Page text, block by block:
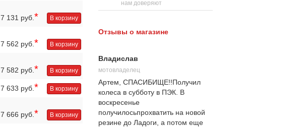
7 131 руб. * В корзину
7 562 руб. * В корзину
7 582 руб. * В корзину
7 633 руб. * В корзину
7 666 руб. * В корзину
нам доверяют
Отзывы о магазине
Владислав
мотовладелец
Артем, СПАСИБИЩЕ!!Получил
колеса в субботу в ПЭК. В
воскресенье
получилосьпрохватить на новой
резине до Ладоги, а потом еще